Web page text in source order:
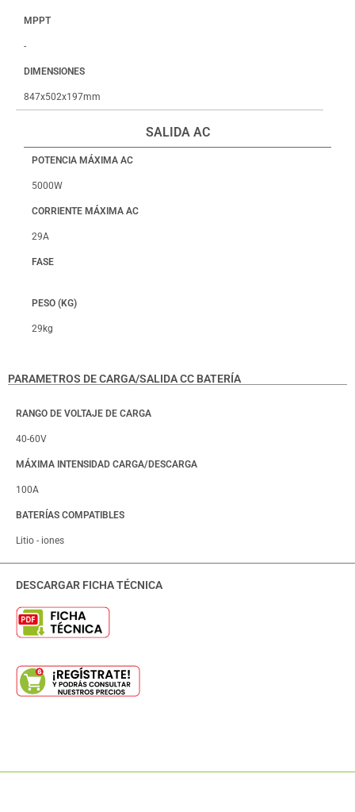
MPPT
-
DIMENSIONES
847x502x197mm
SALIDA AC
POTENCIA MÁXIMA AC
5000W
CORRIENTE MÁXIMA AC
29A
FASE
PESO (KG)
29kg
PARAMETROS DE CARGA/SALIDA CC BATERÍA
RANGO DE VOLTAJE DE CARGA
40-60V
MÁXIMA INTENSIDAD CARGA/DESCARGA
100A
BATERÍAS COMPATIBLES
Litio - iones
DESCARGAR FICHA TÉCNICA